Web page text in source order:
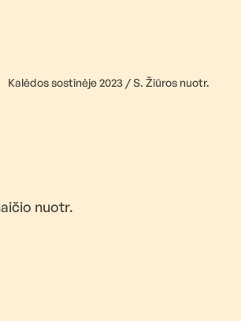
Kalėdos sostinėje 2023 / S. Žiūros nuotr.